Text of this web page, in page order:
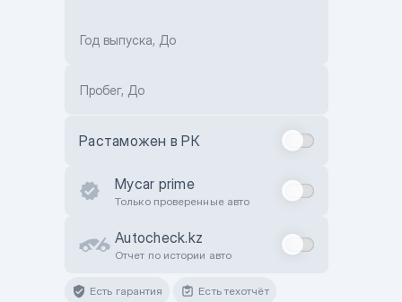
Год выпуска, До
Пробег, До
Растаможен в РК
Mycar prime
Только проверенные авто
Autocheck.kz
Отчет по истории авто
Есть гарантия Есть техотчёт